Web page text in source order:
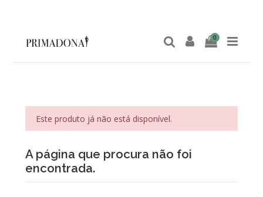
0
Este produto já não está disponível.
A página que procura não foi
encontrada.